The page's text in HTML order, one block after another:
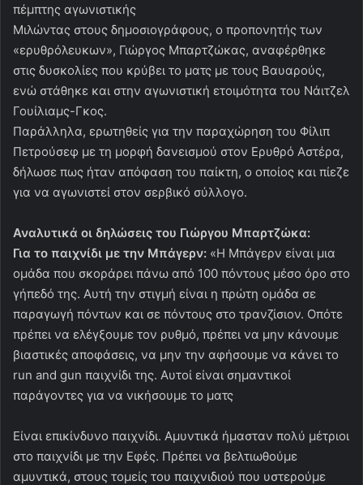
πέμπτης αγωνιστικής
Μιλώντας στους δημοσιογράφους, ο προπονητής των
«ερυθρόλευκων», Γιώργος Μπαρτζώκας, αναφέρθηκε
στις δυσκολίες που κρύβει το ματς με τους Βαυαρούς,
ενώ στάθηκε και στην αγωνιστική ετοιμότητα του Νάιτζελ
Γουίλιαμς-Γκος.
Παράλληλα, ερωτηθείς για την παραχώρηση του Φίλιπ
Πετρούσεφ με τη μορφή δανεισμού στον Ερυθρό Αστέρα,
δήλωσε πως ήταν απόφαση του παίκτη, ο οποίος και πίεζε
για να αγωνιστεί στον σερβικό σύλλογο.
Αναλυτικά οι δηλώσεις του Γιώργου Μπαρτζώκα:
Για το παιχνίδι με την Μπάγερν: «Η Μπάγερν είναι μια
ομάδα που σκοράρει πάνω από 100 πόντους μέσο όρο στο
γήπεδό της. Αυτή την στιγμή είναι η πρώτη ομάδα σε
παραγωγή πόντων και σε πόντους στο τρανζίσιον. Οπότε
πρέπει να ελέγξουμε τον ρυθμό, πρέπει να μην κάνουμε
βιαστικές αποφάσεις, να μην την αφήσουμε να κάνει το
run and gun παιχνίδι της. Αυτοί είναι σημαντικοί
παράγοντες για να νικήσουμε το ματς
Είναι επικίνδυνο παιχνίδι. Αμυντικά ήμασταν πολύ μέτριοι
στο παιχνίδι με την Εφές. Πρέπει να βελτιωθούμε
αμυντικά, στους τομείς του παιχνιδιού που υστερούμε